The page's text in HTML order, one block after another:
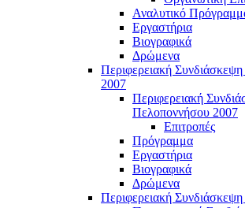
Αναλυτικό
Εργαστήρια
Βιογραφικά
Δρώμενα
Περιφερειακή
2007
Περιφερειακή
Πελοποννήσου 2007
Επιτροπές
Πρόγραμμα
Εργαστήρια
Βιογραφικά
Δρώμενα
Περιφερειακή